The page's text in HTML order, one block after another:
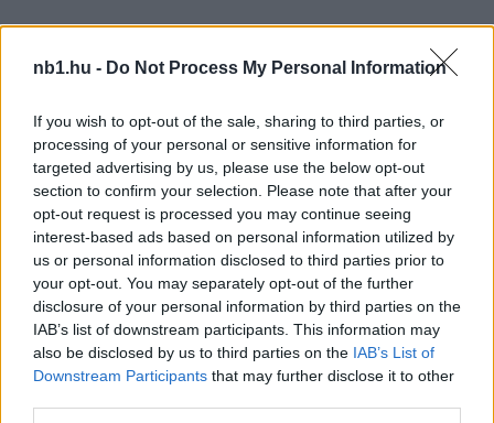
nb1.hu - Do Not Process My Personal Information
If you wish to opt-out of the sale, sharing to third parties, or
processing of your personal or sensitive information for
targeted advertising by us, please use the below opt-out
section to confirm your selection. Please note that after your
opt-out request is processed you may continue seeing
interest-based ads based on personal information utilized by
us or personal information disclosed to third parties prior to
your opt-out. You may separately opt-out of the further
disclosure of your personal information by third parties on the
IAB’s list of downstream participants. This information may
also be disclosed by us to third parties on the IAB’s List of
Downstream Participants that may further disclose it to other
ROMÁN KUPA
Sepsi OSK–Voluntari 2–1 (2–0)
Bukarest, Rapid-Giulesti Stadion, 8128 néző.
V:Coltescu
Sepsi OSK:Niczuly – R. Dimitrov, Balasa, Mitrea, A.
Dumitrescu – Eder González, Paun – Barbut
(Golofca, 71.), Aganovic (Damascan, 80.), M.
Stefanescu (Fülöp I., 84.) – Tudorie (Luckassen,
72.). Vezetőedző: Cristiano Bergodi
FC Voluntari:Popa – D. Ciobotariu, Tamas, Armas –
Ricardinho Miranda (Olawale, 64.), Rata, Droppa,
Hélder Tavares (Fülöp L., a szünetben), Briceag (A.
Vlad, a szünetben) – Nemec, Marcelo Lopes